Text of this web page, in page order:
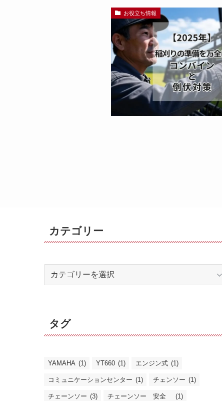
お役立ち情報
カテゴリー
テ
ータグ
YAMAHA (1) YT660 (1) エンジン式 (1)
コミュニケーションセンター (1) チェンソー (1)
チェーンソー (3) チェーンソー 安全 (1)